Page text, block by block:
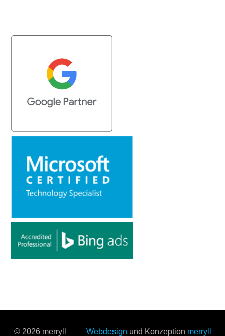
© 2026 merryll Webdesign und Konzeption merryll